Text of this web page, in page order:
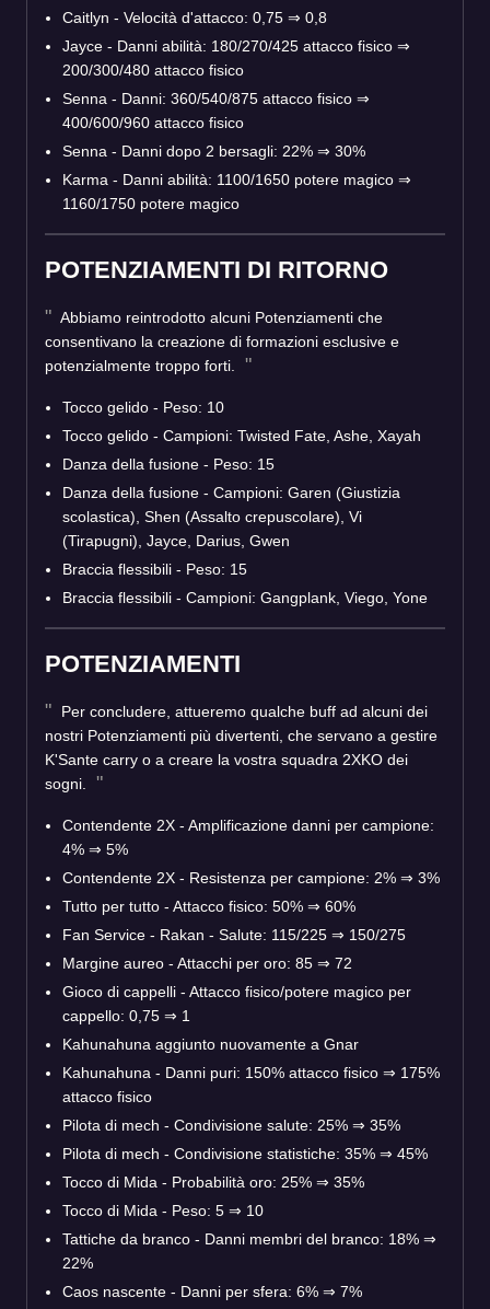
Caitlyn - Velocità d'attacco: 0,75 ⇒ 0,8
Jayce - Danni abilità: 180/270/425 attacco fisico ⇒
200/300/480 attacco fisico
Senna - Danni: 360/540/875 attacco fisico ⇒
400/600/960 attacco fisico
Senna - Danni dopo 2 bersagli: 22% ⇒ 30%
Karma - Danni abilità: 1100/1650 potere magico ⇒
1160/1750 potere magico
POTENZIAMENTI DI RITORNO
Abbiamo reintrodotto alcuni Potenziamenti che
consentivano la creazione di formazioni esclusive e
potenzialmente troppo forti.
Tocco gelido - Peso: 10
Tocco gelido - Campioni: Twisted Fate, Ashe, Xayah
Danza della fusione - Peso: 15
Danza della fusione - Campioni: Garen (Giustizia
scolastica), Shen (Assalto crepuscolare), Vi
(Tirapugni), Jayce, Darius, Gwen
Braccia flessibili - Peso: 15
Braccia flessibili - Campioni: Gangplank, Viego, Yone
POTENZIAMENTI
Per concludere, attueremo qualche buff ad alcuni dei
nostri Potenziamenti più divertenti, che servano a gestire
K'Sante carry o a creare la vostra squadra 2XKO dei
sogni.
Contendente 2X - Amplificazione danni per campione:
4% ⇒ 5%
Contendente 2X - Resistenza per campione: 2% ⇒ 3%
Tutto per tutto - Attacco fisico: 50% ⇒ 60%
Fan Service - Rakan - Salute: 115/225 ⇒ 150/275
Margine aureo - Attacchi per oro: 85 ⇒ 72
Gioco di cappelli - Attacco fisico/potere magico per
cappello: 0,75 ⇒ 1
Kahunahuna aggiunto nuovamente a Gnar
Kahunahuna - Danni puri: 150% attacco fisico ⇒ 175%
attacco fisico
Pilota di mech - Condivisione salute: 25% ⇒ 35%
Pilota di mech - Condivisione statistiche: 35% ⇒ 45%
Tocco di Mida - Probabilità oro: 25% ⇒ 35%
Tocco di Mida - Peso: 5 ⇒ 10
Tattiche da branco - Danni membri del branco: 18% ⇒
22%
Caos nascente - Danni per sfera: 6% ⇒ 7%